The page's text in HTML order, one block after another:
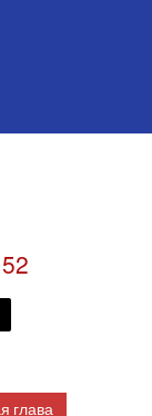
глава